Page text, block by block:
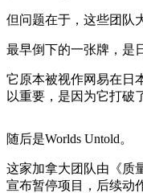
但问题在于，这些团队
最早倒下的一张牌，是
它原本被视作网易在日
以重要，是因为它打破
随后是Worlds Untold。
这家加拿大团队由《质
宣布暂停项目，后续动